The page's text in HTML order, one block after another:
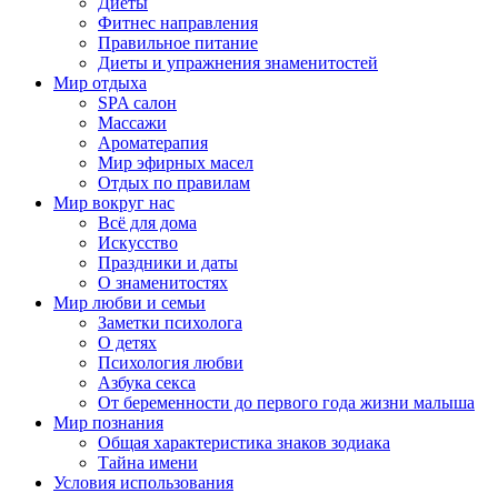
Фитнес направления
Правильное питание
Диеты и упражнения знаменитостей
Мир отдыха
SPA салон
Массажи
Ароматерапия
Мир эфирных масел
Отдых по правилам
Мир вокруг нас
Всё для дома
Искусство
Праздники и даты
О знаменитостях
Мир любви и семьи
Заметки психолога
О детях
Психология любви
Азбука секса
От беременности до первого года жизни малыша
Мир познания
Общая характеристика знаков зодиака
Тайна имени
Условия использования